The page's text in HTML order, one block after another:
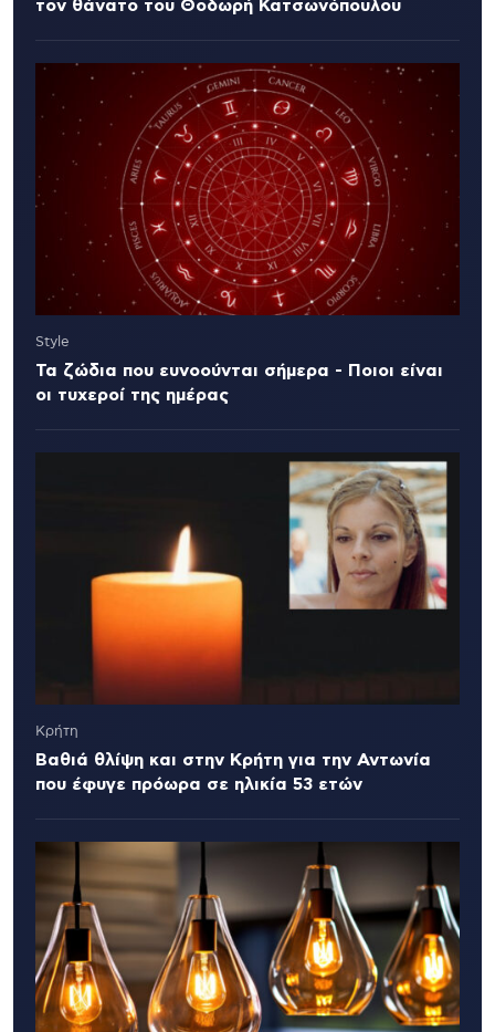
τον θάνατο του Θοδωρή Κατσωνόπουλου
Style
Τα ζώδια που ευνοούνται σήμερα - Ποιοι είναι
οι τυχεροί της ημέρας
Κρήτη
Βαθιά θλίψη και στην Κρήτη για την Αντωνία
που έφυγε πρόωρα σε ηλικία 53 ετών